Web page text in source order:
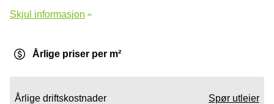
Skjul informasjon
Årlige priser per m²
Årlige driftskostnader Spør utleier